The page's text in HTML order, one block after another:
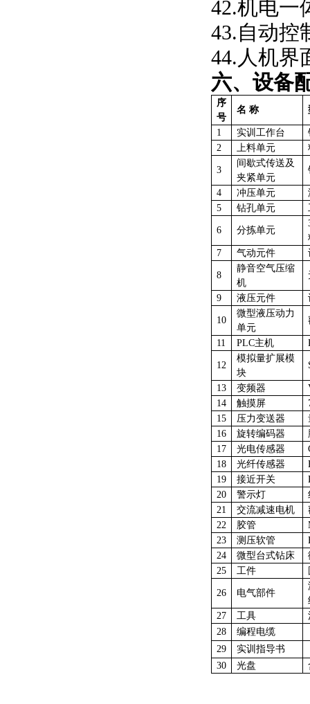
42.机电一
43.自动控
44.人机界
六、设备
序
号
名 称
1 实训工作台
2
上料单元
3
间歇式传送及
夹紧单元
4 冲压单元
5
钻孔单元
6 分拣单元
7
气动元件
8
静音空气压缩
机
9 液压元件
10
微型液压动力
单元
11 PLC主机
12
模拟量扩展模
块
13 变频器
14
触摸屏
15
压力变送器
16
旋转编码器
17
光电传感器
18
光纤传感器
19
接近开关
20
警示灯
21
交流减速电机
22
胶管
23
测压软管
24
微型台式钻床
25
工件
26 电气部件
27
工具
28
编程电缆
29
实训指导书
30
光盘